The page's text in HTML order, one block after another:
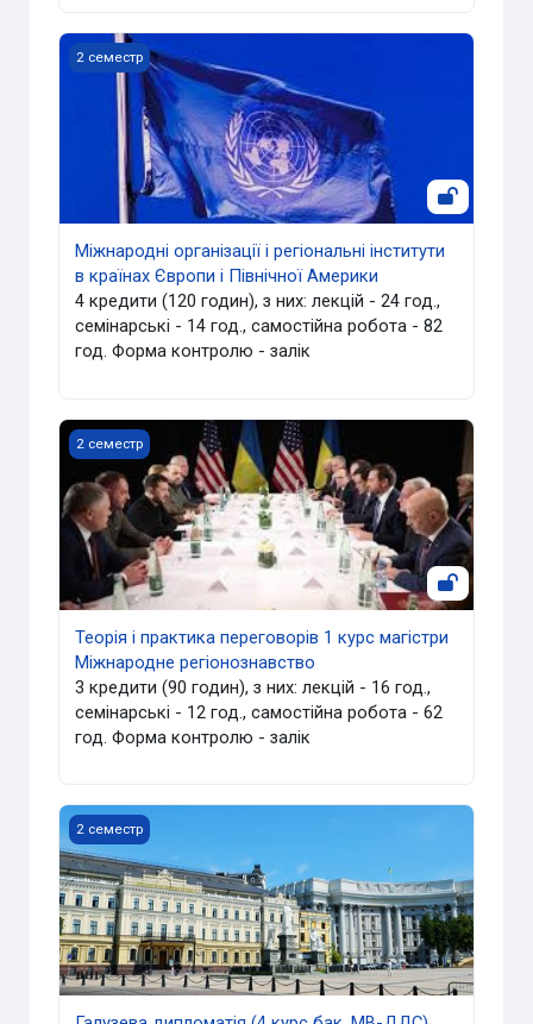
Міжнародні організації і регіональні інститути в
2 семестр
Міжнародні організації і регіональні інститути
в країнах Європи і Північної Америки
4 кредити (120 годин), з них: лекцій - 24 год.,
семінарські - 14 год., самостійна робота - 82
год. Форма контролю - залік
Теорія і практика переговорів 1 курс магістри
2 семестр
Теорія і практика переговорів 1 курс магістри
Міжнародне регіонознавство
3 кредити (90 годин), з них: лекцій - 16 год.,
семінарські - 12 год., самостійна робота - 62
год. Форма контролю - залік
Галузева дипломатія (4 курс бак. МВ-ДДС)
2 семестр